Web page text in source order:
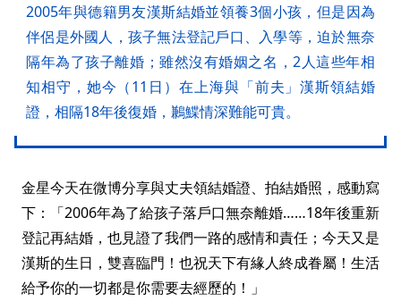
2005年與德籍男友漢斯結婚並領養3個小孩，但是因為
伴侶是外國人，孩子無法登記戶口、入學等，迫於無奈
隔年為了孩子離婚；雖然沒有婚姻之名，2人這些年相
知相守，她今（11日）在上海與「前夫」漢斯領結婚
證，相隔18年後復婚，鶼鰈情深難能可貴。
金星今天在微博分享與丈夫領結婚證、拍結婚照，感動寫
下：「2006年為了給孩子落戶口無奈離婚……18年後重新
登記再結婚，也見證了我們一路的感情和責任；今天又是
漢斯的生日，雙喜臨門！也祝天下有緣人終成眷屬！生活
給予你的一切都是你需要去經歷的！」